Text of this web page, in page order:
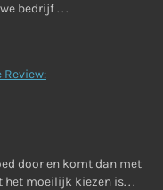
bedrijf. . .
Review:
door en komt dan met
moeilijk kiezen is. . .